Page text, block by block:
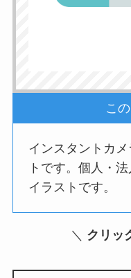
こ
インスタントカ
トです。個人・
イラストです。
＼ クリッ